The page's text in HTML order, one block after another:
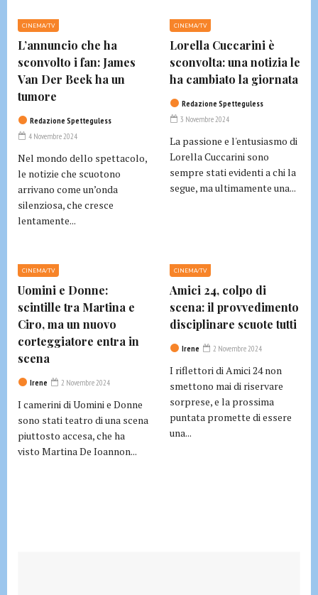
CINEMA/TV
L’annuncio che ha
sconvolto i fan: James
Van Der Beek ha un
tumore
Redazione Spetteguless
4 Novembre 2024
Nel mondo dello spettacolo,
le notizie che scuotono
arrivano come un’onda
silenziosa, che cresce
lentamente...
CINEMA/TV
Lorella Cuccarini è
sconvolta: una notizia le
ha cambiato la giornata
Redazione Spetteguless
3 Novembre 2024
La passione e l'entusiasmo di
Lorella Cuccarini sono
sempre stati evidenti a chi la
segue, ma ultimamente una...
CINEMA/TV
Uomini e Donne:
scintille tra Martina e
Ciro, ma un nuovo
corteggiatore entra in
scena
Irene 2 Novembre 2024
I camerini di Uomini e Donne
sono stati teatro di una scena
piuttosto accesa, che ha
visto Martina De Ioannon...
CINEMA/TV
Amici 24, colpo di
scena: il provvedimento
disciplinare scuote tutti
Irene 2 Novembre 2024
I riflettori di Amici 24 non
smettono mai di riservare
sorprese, e la prossima
puntata promette di essere
una...